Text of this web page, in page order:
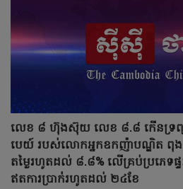
លេខ ៨ ហ៊ុងស៊ុយ លេខ ៨.៨ កើនទ្រព្យ
បេយ៍ របស់លោកអ្នកឧកញ៉ាបណ្ឌិត ពុង
តម្លៃរហូតដល់ ៨.៨% លើគ្រប់ប្រភេទ
ឥតការប្រាក់់រហូតដល់ ២៤ខែ